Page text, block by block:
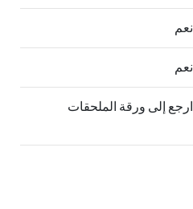
نعم
نعم
ارجع إلى ورقة الملحقات